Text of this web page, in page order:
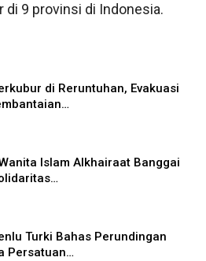
di 9 provinsi di Indonesia.
di Reruntuhan, Evakuasi
Islam Alkhairaat Banggai
Turki Bahas Perundingan
Persatuan…